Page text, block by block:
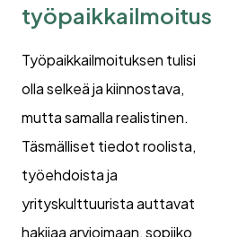
työpaikkailmoitus
Työpaikkailmoituksen tulisi
olla selkeä ja kiinnostava,
mutta samalla realistinen.
Täsmälliset tiedot roolista,
työehdoista ja
yrityskulttuurista auttavat
hakijaa arvioimaan, sopiiko